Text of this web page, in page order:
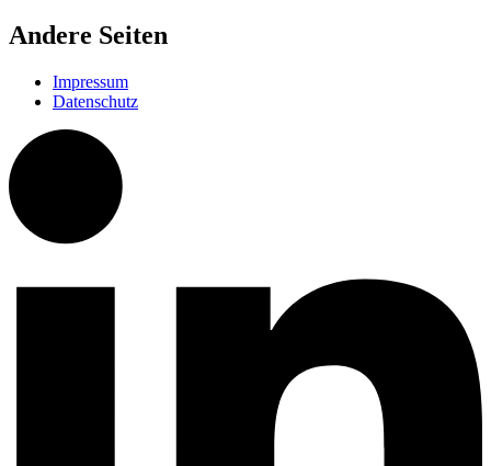
Andere Seiten
Impressum
Datenschutz